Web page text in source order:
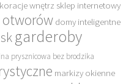
wnętrz sklep internetowy
domy inteligentne
garderoby
prysznicowa bez brodzika
markizy okienne